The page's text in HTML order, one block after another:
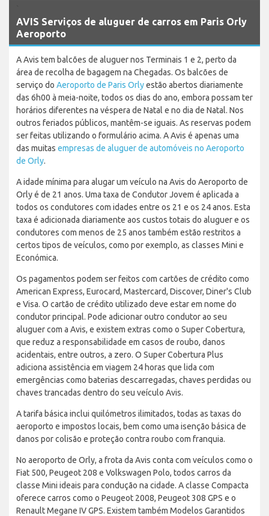
AVIS Serviços de aluguer de carros em Paris Orly
Aeroporto
A Avis tem balcões de aluguer nos Terminais 1 e 2, perto da
área de recolha de bagagem na Chegadas. Os balcões de
serviço do Aeroporto de Paris Orlyestão abertos diariamente
das 6h00 à meia-noite, todos os dias do ano, embora possam ter
horários diferentes na véspera de Natal e no dia de Natal. Nos
outros feriados públicos, mantêm-se iguais. As reservas podem
ser feitas utilizando o formulário acima. A Avis é apenas uma
das muitas empresas de aluguer de automóveis no Aeroporto
de Orly.
A idade mínima para alugar um veículo na Avis do Aeroporto de
Orly é de 21 anos. Uma taxa de Condutor Jovem é aplicada a
todos os condutores com idades entre os 21 e os 24 anos. Esta
taxa é adicionada diariamente aos custos totais do aluguer e os
condutores com menos de 25 anos também estão restritos a
certos tipos de veículos, como por exemplo, as classes Mini e
Económica.
Os pagamentos podem ser feitos com cartões de crédito como
American Express, Eurocard, Mastercard, Discover, Diner's Club
e Visa. O cartão de crédito utilizado deve estar em nome do
condutor principal. Pode adicionar outro condutor ao seu
aluguer com a Avis, e existem extras como o Super Cobertura,
que reduz a responsabilidade em casos de roubo, danos
acidentais, entre outros, a zero. O Super Cobertura Plus
adiciona assistência em viagem 24 horas que lida com
emergências como baterias descarregadas, chaves perdidas ou
chaves trancadas dentro do seu veículo Avis.
A tarifa básica inclui quilómetros ilimitados, todas as taxas do
aeroporto e impostos locais, bem como uma isenção básica de
danos por colisão e proteção contra roubo com franquia.
No aeroporto de Orly, a frota da Avis conta com veículos como o
Fiat 500, Peugeot 208 e Volkswagen Polo, todos carros da
classe Mini ideais para condução na cidade. A classe Compacta
oferece carros como o Peugeot 2008, Peugeot 308 GPS e o
Renault Megane IV GPS. Existem também Modelos Garantidos